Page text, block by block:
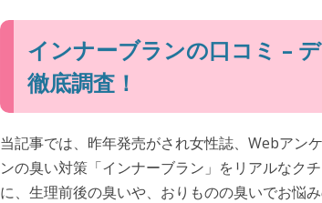
インナーブランの口コミ –
徹底調査！
当記事では、昨年発売がされ女性誌、Webアン
ンの臭い対策「インナーブラン」をリアルなク
に、生理前後の臭いや、おりものの臭いでお悩